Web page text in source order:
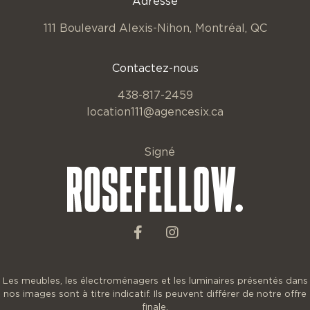
111 Boulevard Alexis-Nihon, Montréal, QC
Contactez-nous
438-817-2459
location111@agencesix.ca
Signé
Les meubles, les électroménagers et les luminaires présentés dans
nos images sont à titre indicatif. Ils peuvent différer de notre offre
finale.